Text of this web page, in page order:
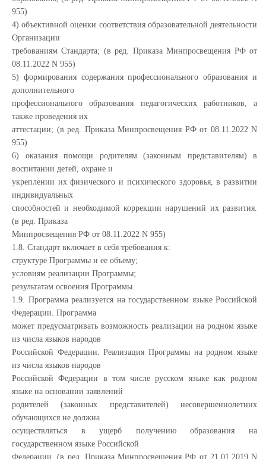
955)
4) объективной оценки соответствия образовательной деятельности
Организации
требованиям Стандарта; (в ред. Приказа Минпросвещения РФ от
08.11.2022 N 955)
5) формирования содержания профессионального образования и
дополнительного
профессионального образования педагогических работников, а
также проведения их
аттестации; (в ред. Приказа Минпросвещения РФ от 08.11.2022 N
955)
6) оказания помощи родителям (законным представителям) в
воспитании детей, охране и
укреплении их физического и психического здоровья, в развитии
индивидуальных
способностей и необходимой коррекции нарушений их развития.
(в ред. Приказа
Минпросвещения РФ от 08.11.2022 N 955)
1.8. Стандарт включает в себя требования к:
структуре Программы и ее объему;
условиям реализации Программы;
результатам освоения Программы.
1.9. Программа реализуется на государственном языке Российской
Федерации. Программа
может предусматривать возможность реализации на родном языке
из числа языков народов
Российской Федерации. Реализация Программы на родном языке
из числа языков народов
Российской Федерации в том числе русском языке как родном
языке на основании заявлений
родителей (законных представителей) несовершеннолетних
обучающихся не должна
осуществляться в ущерб получению образования на
государственном языке Российской
Федерации. (в ред. Приказа Минпросвещения РФ от 21.01.2019 N